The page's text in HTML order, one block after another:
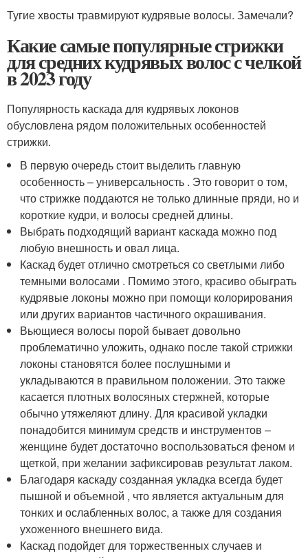
Тугие хвосты травмируют кудрявые волосы. Замечали?
Какие самые популярные стрижки
для средних кудрявых волос с челкой
в 2023 году
Популярность каскада для кудрявых локонов
обусловлена рядом положительных особенностей
стрижки.
В первую очередь стоит выделить главную
особенность – универсальность . Это говорит о том,
что стрижке поддаются не только длинные пряди, но и
короткие кудри, и волосы средней длины.
Выбрать подходящий вариант каскада можно под
любую внешность и овал лица.
Каскад будет отлично смотреться со светлыми либо
темными волосами . Помимо этого, красиво обыграть
кудрявые локоны можно при помощи колорирования
или других вариантов частичного окрашивания.
Вьющиеся волосы порой бывает довольно
проблематично уложить, однако после такой стрижки
локоны становятся более послушными и
укладываются в правильном положении. Это также
касается плотных волосяных стержней, которые
обычно утяжеляют длину. Для красивой укладки
понадобится минимум средств и инструментов –
женщине будет достаточно воспользоваться феном и
щеткой, при желании зафиксировав результат лаком.
Благодаря каскаду созданная укладка всегда будет
пышной и объемной , что является актуальным для
тонких и ослабленных волос, а также для создания
ухоженного внешнего вида.
Каскад подойдет для торжественных случаев и